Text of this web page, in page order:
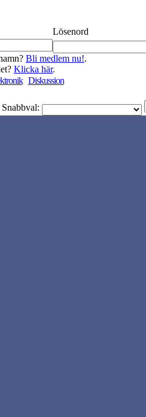
Lösenord
Bli medlem nu!.
Klicka här.
Diskussion